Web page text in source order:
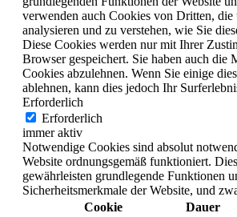
verwenden auch Cookies von Dritten, die
analysieren und zu verstehen, wie Sie
Diese Cookies werden nur mit Ihrer
Browser gespeichert. Sie haben auch die
Cookies abzulehnen. Wenn Sie einige
ablehnen, kann dies jedoch Ihr
Erforderlich
Erforderlich
immer aktiv
Notwendige Cookies sind absolut
Website ordnungsgemäß funktioniert.
gewährleisten grundlegende Funktionen
Sicherheitsmerkmale der Website, und
Cookie
Dauer